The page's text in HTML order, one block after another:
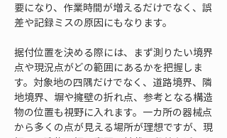
要になり、作業時間が増えるだけでなく、誤
差や記録ミスの原因にもなります。
据付位置を決める際には、まず測りたい境界
点や現況点がどの範囲にあるかを把握しま
す。対象地の四隅だけでなく、道路境界、隣
地境界、塀や擁壁の折れ点、参考となる構造
物の位置も視野に入れます。一カ所の器械点
から多くの点が見える場所が理想ですが、現